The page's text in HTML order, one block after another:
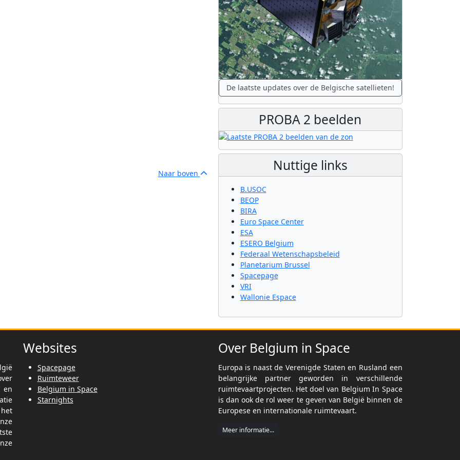
TRAPPIST-telescoop
Naar boven
De laatste updates over de Belgische satellieten!
PROBA 2 beelden
Nuttige links
B.USOC
BEOP
BIRA
Euro Space Center
ESA
ESERO Belgium
Federaal Wetenschapsbeleid
Planetarium Brussel
Spacepage
VRI
Wallonie Espace
en
Websites
Spacepage
Ruimteweer
Belgium in Space
Starnights
Over Belgium in Space
Europa is naast de Verenigde Staten en Rusland een
belangrijke partner geworden in verschillende
ruimtevaartprojecten. Het doel van Belgium In Space
is dan ook de rol weer te geven van België binnen de
Europese en internationale ruimtevaart.
Meer informatie...